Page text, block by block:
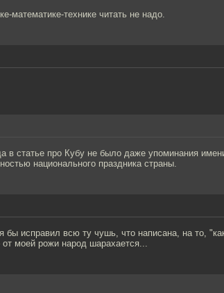
математике-технике читать не надо.
в статье про Кубу не было даже упоминания
национального праздника страны.
бы исправил всю ту чушь, что написана, на то,
моей рожи народ шарахается...